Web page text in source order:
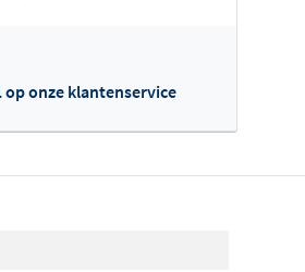
op onze klantenservice